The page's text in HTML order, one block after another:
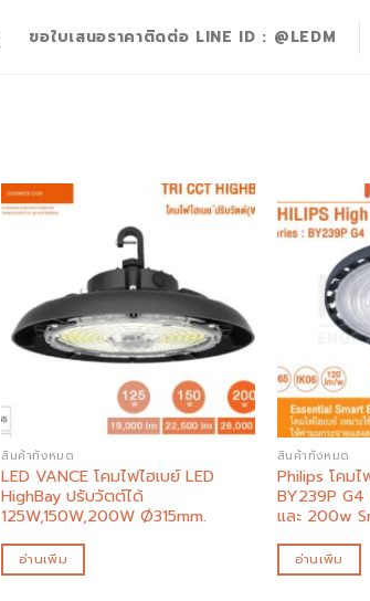
ขอใบเสนอราคาติดต่อ LINE ID : @LEDM
wishlist
สินค้าทั้งหมด
LED VANCE โคมไฟไฮเบย์ LED
HighBay ปรับวัตต์ได้
125W,150W,200W Ø315mm.
อ่านเพิ่ม
สินค้าทั้งหมด
Philips โคม
BY239P
และ 200w
อ่านเพิ่ม